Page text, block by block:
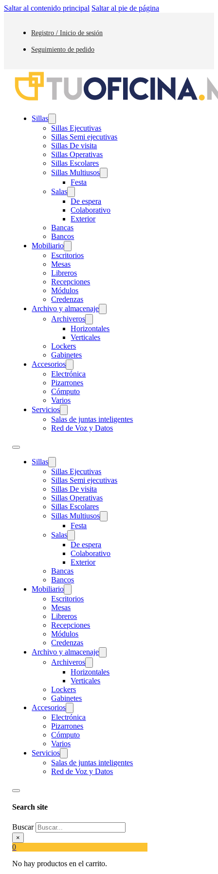
Saltar al contenido principal Saltar al pie de página
Registro / Inicio de sesión
Seguimiento de pedido
Sillas
Sillas Ejecutivas
Sillas Semi ejecutivas
Sillas De visita
Sillas Operativas
Sillas Escolares
Sillas Multiusos
Festa
Salas
De espera
Colaborativo
Exterior
Bancas
Bancos
Mobiliario
Escritorios
Mesas
Libreros
Recepciones
Módulos
Credenzas
Archivo y almacenaje
Archiveros
Horizontales
Verticales
Lockers
Gabinetes
Accesorios
Electrónica
Pizarrones
Cómputo
Varios
Servicios
Salas de juntas inteligentes
Red de Voz y Datos
Sillas
Sillas Ejecutivas
Sillas Semi ejecutivas
Sillas De visita
Sillas Operativas
Sillas Escolares
Sillas Multiusos
Festa
Salas
De espera
Colaborativo
Exterior
Bancas
Bancos
Mobiliario
Escritorios
Mesas
Libreros
Recepciones
Módulos
Credenzas
Archivo y almacenaje
Archiveros
Horizontales
Verticales
Lockers
Gabinetes
Accesorios
Electrónica
Pizarrones
Cómputo
Varios
Servicios
Salas de juntas inteligentes
Red de Voz y Datos
Search site
Buscar
×
0
No hay productos en el carrito.